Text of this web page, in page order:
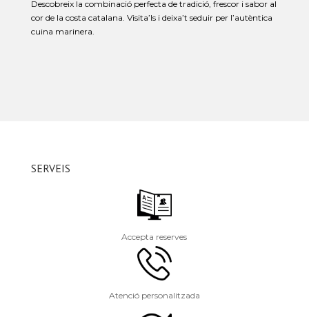
Descobreix la combinació perfecta de tradició, frescor i sabor al
cor de la costa catalana. Visita’ls i deixa’t seduir per l’autèntica
cuina marinera.
SERVEIS
Accepta reserves
Atenció personalitzada